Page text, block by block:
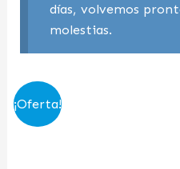
días, volvemos
molestias.
¡Oferta!